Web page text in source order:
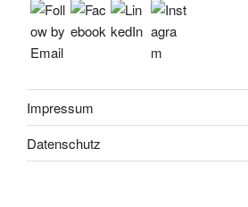
Impressum
Datenschutz